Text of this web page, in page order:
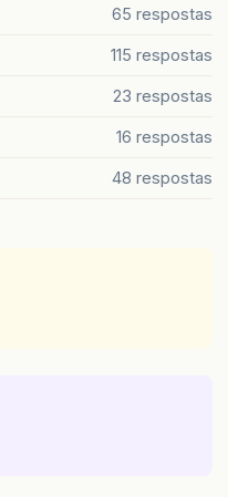
65 respostas
115 respostas
23 respostas
16 respostas
48 respostas